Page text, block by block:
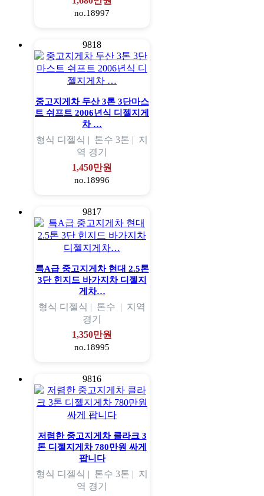
no.18997
9818
중고지게차 두산 3톤 3단마스
트 쉬프트 2006년식 디젤지게
차 …
형식 디젤식 | 톤수 3톤 | 지
역 경기
1,450만원
no.18996
9817
특A급 중고지게차 현대 2.5톤
3단 힌지드 바가지차 디젤지
게차…
형식 디젤식 | 톤수 | 지역
경기
1,350만원
no.18995
9816
저렴한 중고지게차 클라크 3
톤 디젤지게차 780만원 싸게
팝니다
형식 디젤식 | 톤수 3톤 | 지
역 경기